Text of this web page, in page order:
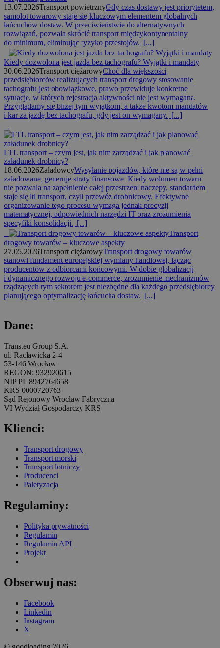
13.07.2026Transport powietrznyGdy czas dostawy jest priorytetem,
samolot towarowy staje się kluczowym elementem globalnych
łańcuchów dostaw. W przeciwieństwie do alternatywnych
rozwiązań, pozwala skrócić transport międzykontynentalny
do minimum, eliminując ryzyko przestojów. [...]
Kiedy dozwolona jest jazda bez tachografu? Wyjątki i mandaty
30.06.2026Transport ciężarowyChoć dla większości
przedsiębiorców realizujących transport drogowy stosowanie
tachografu jest obowiązkowe, prawo przewiduje konkretne
sytuacje, w których rejestracja aktywności nie jest wymagana.
Przyglądamy się bliżej tym wyjątkom, a także kwotom mandatów
i kar za jazdę bez tachografu, gdy jest on wymagany. [...]
LTL transport – czym jest, jak nim zarządzać i jak planować
załadunek drobnicy?
18.06.2026ZaładowcyWysyłanie pojazdów, które nie są w pełni
załadowane, generuje straty finansowe. Kiedy wolumen towaru
nie pozwala na zapełnienie całej przestrzeni naczepy, standardem
staje się ltl transport, czyli przewóz drobnicowy. Efektywne
organizowanie tego procesu wymaga jednak precyzji
matematycznej, odpowiednich narzędzi IT oraz zrozumienia
specyfiki konsolidacji. [...]
Transport
drogowy towarów – kluczowe aspekty
27.05.2026Transport ciężarowyTransport drogowy towarów
stanowi fundament europejskiej wymiany handlowej, łącząc
producentów z odbiorcami końcowymi. W dobie globalizacji
i dynamicznego rozwoju e-commerce, zrozumienie mechanizmów
rządzących tym sektorem jest niezbędne dla każdego przedsiębiorcy
planującego optymalizację łańcucha dostaw. [...]
Dane:
Trans.eu Group S.A.
ul. Racławicka 2-4
53-146 Wrocław
REGON: 932920615
NIP PL 8942764658
KRS 0000720763
Sąd Rejonowy Wrocław Fabryczna
VI Wydział Gospodarczy KRS
Klienci:
Transport drogowy
Transport morski
Transport lotniczy
Producenci
Paletyzacja
Regulaminy:
Polityka prywatności
Regulamin
Regulamin API
Projekt
Obserwuj nas:
Facebook
Linkedin
Instagram
X
© goodloading 2026